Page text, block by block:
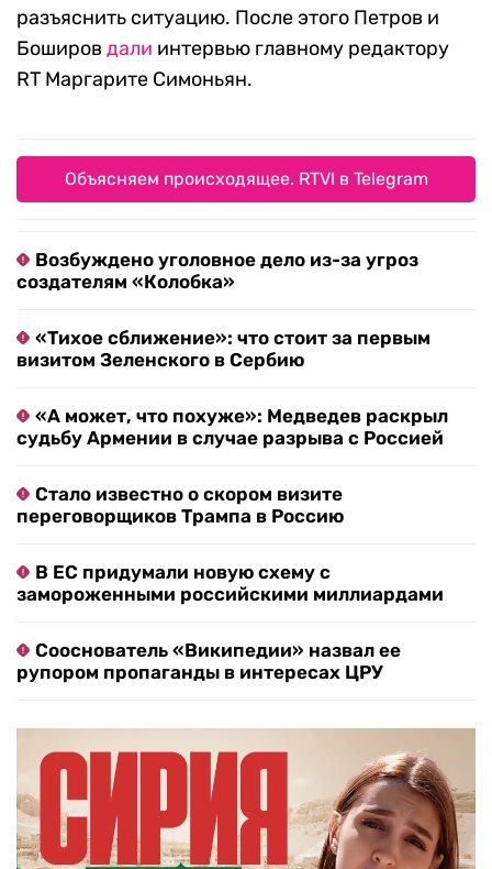
разъяснить ситуацию. После этого Петров и
Боширов дали интервью главному редактору
RT Маргарите Симоньян.
Объясняем происходящее. RTVI в Telegram
Возбуждено уголовное дело из-за угроз
создателям «Колобка»
«Тихое сближение»: что стоит за первым
визитом Зеленского в Сербию
«А может, что похуже»: Медведев раскрыл
судьбу Армении в случае разрыва с Россией
Стало известно о скором визите
переговорщиков Трампа в Россию
В ЕС придумали новую схему с
замороженными российскими миллиардами
Сооснователь «Википедии» назвал ее
рупором пропаганды в интересах ЦРУ